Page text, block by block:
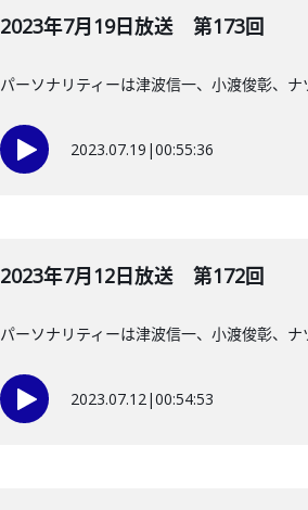
2023年7月19日放送 第173回
パーソナリティーは津波信一、小渡俊彰、
2023.07.19 |00:55:36
2023年7月12日放送 第172回
パーソナリティーは津波信一、小渡俊彰、
2023.07.12|00:54:53